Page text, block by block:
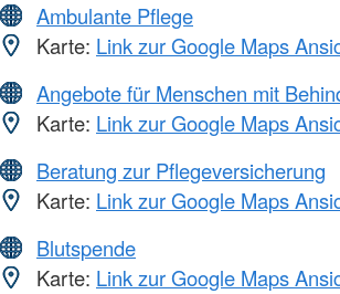
Ambulante Pflege
Karte: Link zur Google Maps
Angebote für Menschen mit
Karte: Link zur Google Maps
Beratung zur Pflegeversicherung
Karte: Link zur Google Maps
Blutspende
Karte: Link zur Google Maps